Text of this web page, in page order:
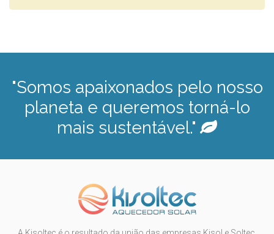
"Somos apaixonados pelo nosso
planeta e queremos torná-lo
mais sustentável."